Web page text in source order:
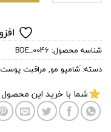
شناسه محصول: BDE_0046
دسته:َشامپو مو, مراقبت
شما با خرید این محصول